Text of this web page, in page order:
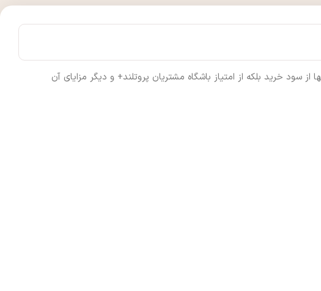
خرید بلکه از امتیاز باشگاه مشتریان پروتلند+ و دیگر مزایای آن